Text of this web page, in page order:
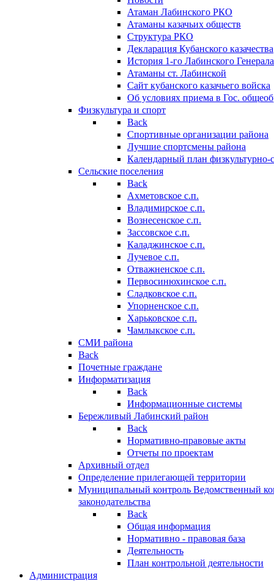
Атаман Лабинского РКО
Атаманы казачьих обществ
Структура РКО
Декларация Кубанского казачества
История 1-го Лабинского
Атаманы ст. Лабинской
Cайт кубанского казачьего войска
Об условиях приема в Гос.
Физкультура и спорт
Back
Спортивные организации района
Лучшие спортсмены района
Календарный план
Сельские поселения
Back
Ахметовское с.п.
Владимирское с.п.
Вознесенское с.п.
Зассовское с.п.
Каладжинское с.п.
Лучевое с.п.
Отважненское с.п.
Первосинюхинское с.п.
Сладковское с.п.
Упорненское с.п.
Харьковское с.п.
Чамлыкское с.п.
СМИ района
Back
Почетные граждане
Информатизация
Back
Информационные системы
Бережливый Лабинский район
Back
Нормативно-правовые акты
Отчеты по проектам
Архивный отдел
Определение прилегающей территории
Муниципальный контроль Ведомственный
законодательства
Back
Общая информация
Нормативно - правовая база
Деятельность
План контрольной деятельности
Администрация